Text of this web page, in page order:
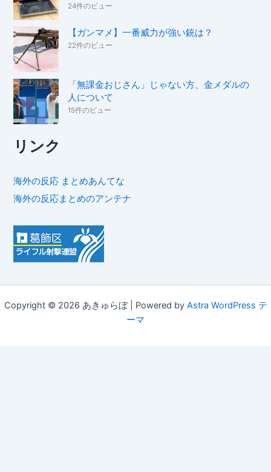
24件のビュー
【ガンマメ】一番威力が強い銃は？
22件のビュー
「無課金おじさん」じゃない方、金メダルの
人について
15件のビュー
リンク
海外の反応 まとめあんてな
海外の反応まとめのアンテナ
Copyright © 2026 あきゅらぼ | Powered by Astra WordPress テ
ーマ